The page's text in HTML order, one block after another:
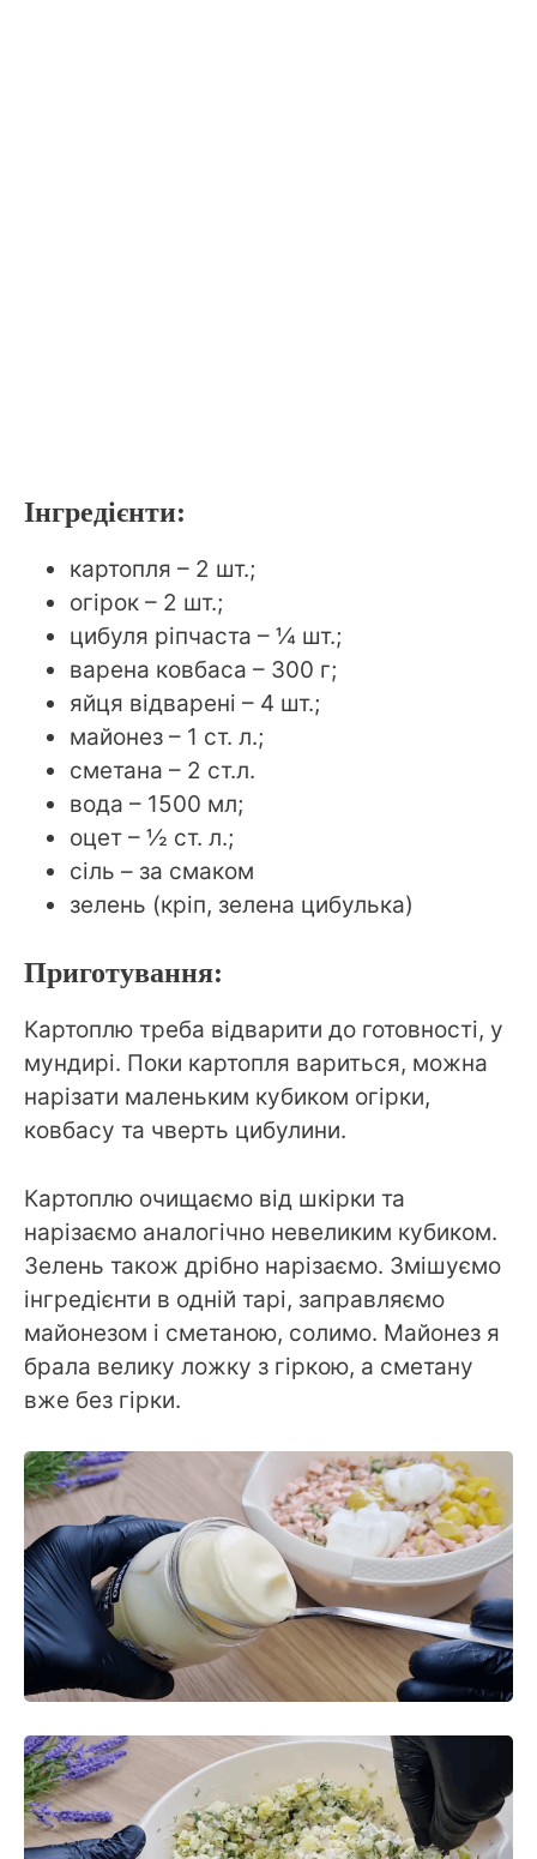
Інгредієнти:
картопля – 2 шт.;
огірок – 2 шт.;
цибуля ріпчаста – ¼ шт.;
варена ковбаса – 300 г;
яйця відварені – 4 шт.;
майонез – 1 ст. л.;
сметана – 2 ст.л.
вода – 1500 мл;
оцет – ½ ст. л.;
сіль – за смаком
зелень (кріп, зелена цибулька)
Приготування:
Картоплю треба відварити до готовності, у
мундирі. Поки картопля вариться, можна
нарізати маленьким кубиком огірки,
ковбасу та чверть цибулини.
Картоплю очищаємо від шкірки та
нарізаємо аналогічно невеликим кубиком.
Зелень також дрібно нарізаємо. Змішуємо
інгредієнти в одній тарі, заправляємо
майонезом і сметаною, солимо. Майонез я
брала велику ложку з гіркою, а сметану
вже без гірки.